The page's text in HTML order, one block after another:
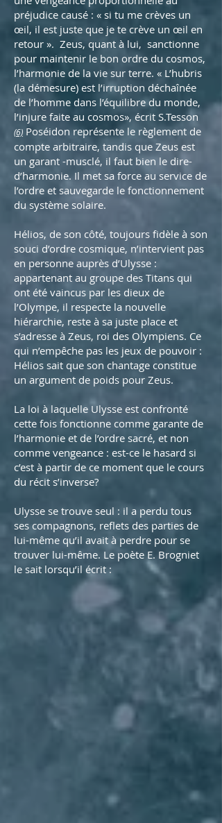
préjudice causé : « si tu me crèves un
œil, il est juste que je te crève un œil en
retour ». Zeus, quant à lui, sanctionne
pour maintenir le bon ordre du cosmos,
l’harmonie de la vie sur terre. « L’hubris
(la démesure) est l’irruption déchaînée
de l’homme dans l’équilibre du monde,
l’injure faite au cosmos», écrit S.Tesson
(6) Poséidon représente le règlement de
compte arbitraire, tandis que Zeus est
un garant -musclé, il faut bien le dire-
d’harmonie. Il met sa force au service de
l’ordre et sauvegarde le fonctionnement
du système solaire.
Hélios, de son côté, toujours fidèle à son
souci d’ordre cosmique, n’intervient pas
en personne auprès d’Ulysse :
appartenant au groupe des Titans qui
ont été vaincus par les dieux de
l’Olympe, il respecte la nouvelle
hiérarchie, reste à sa juste place et
s’adresse à Zeus, roi des Olympiens. Ce
qui n’empêche pas les jeux de pouvoir :
Hélios sait que son chantage constitue
un argument de poids pour Zeus.
La loi à laquelle Ulysse est confronté
cette fois fonctionne comme garante de
l’harmonie et de l’ordre sacré, et non
comme vengeance : est-ce le hasard si
c’est à partir de ce moment que le cours
du récit s’inverse?
Ulysse se trouve seul : il a perdu tous
ses compagnons, reflets des parties de
lui-même qu’il avait à perdre pour se
trouver lui-même. Le poète E. Brogniet
le sait lorsqu’il écrit :